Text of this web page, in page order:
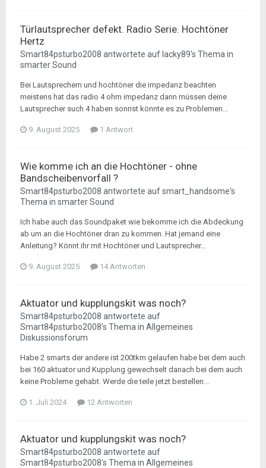
Türlautsprecher defekt. Radio Serie. Hochtöner
Hertz
Smart84psturbo2008 antwortete auf lacky89's Thema in
smarter Sound
Bei Lautsprechern und hochtöner die impedanz beachten
meistens hat das radio 4 ohm impedanz dann müssen deine
Lautsprecher such 4 haben sonnst könnte es zu Problemen...
9. August 2025 1 Antwort
Wie komme ich an die Hochtöner - ohne
Bandscheibenvorfall ?
Smart84psturbo2008 antwortete aufsmart_handsome's
Thema in smarter Sound
Ich habe auch das Soundpaket wie bekomme ich die Abdeckung
ab um an die Hochtöner dran zu kommen. Hat jemand eine
Anleitung? Könnt ihr mit Hochtöner und Lautsprecher...
9. August 2025 14 Antworten
Aktuator und kupplungskit was noch?
Smart84psturbo2008 antwortete auf
Smart84psturbo2008's Thema in Allgemeines
Diskussionsforum
Habe 2 smarts der andere ist 200tkm gelaufen habe bei dem auch
bei 160 aktuator und Kupplung gewechselt danach bei dem auch
keine Probleme gehabt. Werde die teile jetzt bestellen...
1. Juli 2024 12 Antworten
Aktuator und kupplungskit was noch?
Smart84psturbo2008 antwortete auf
Smart84psturbo2008's Thema in Allgemeines